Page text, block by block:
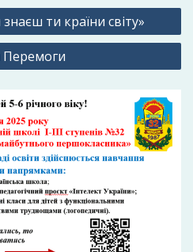
ти країни світу»
Перемоги